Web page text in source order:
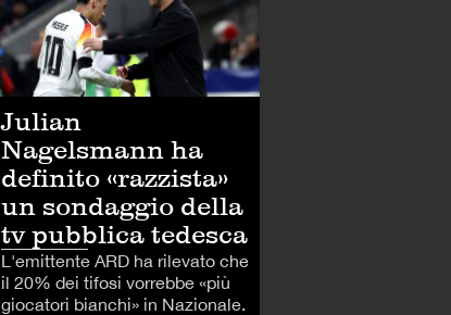
Julian
Nagelsmann ha
definito «razzista»
un sondaggio della
tv pubblica tedesca
L'emittente ARD ha rilevato che
il 20% dei tifosi vorrebbe «più
giocatori bianchi» in Nazionale.